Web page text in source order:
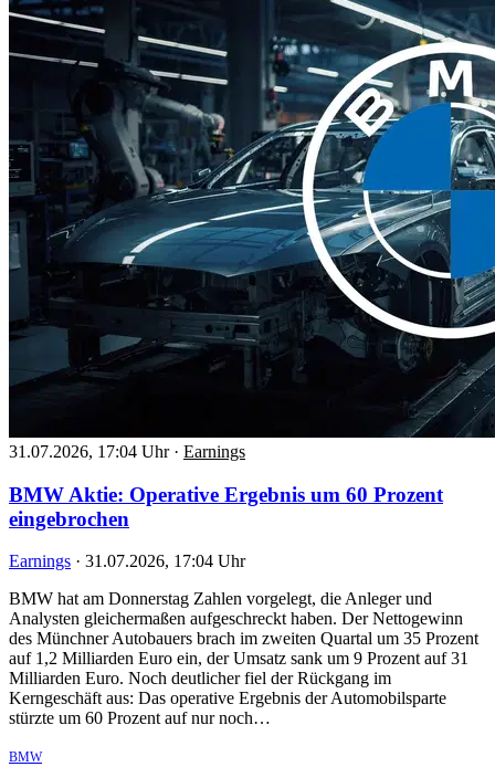
31.07.2026, 17:04 Uhr · Earnings
BMW Aktie: Operative Ergebnis um 60 Prozent
eingebrochen
Earnings · 31.07.2026, 17:04 Uhr
BMW hat am Donnerstag Zahlen vorgelegt, die Anleger und
Analysten gleichermaßen aufgeschreckt haben. Der Nettogewinn
des Münchner Autobauers brach im zweiten Quartal um 35 Prozent
auf 1,2 Milliarden Euro ein, der Umsatz sank um 9 Prozent auf 31
Milliarden Euro. Noch deutlicher fiel der Rückgang im
Kerngeschäft aus: Das operative Ergebnis der Automobilsparte
stürzte um 60 Prozent auf nur noch…
BMW